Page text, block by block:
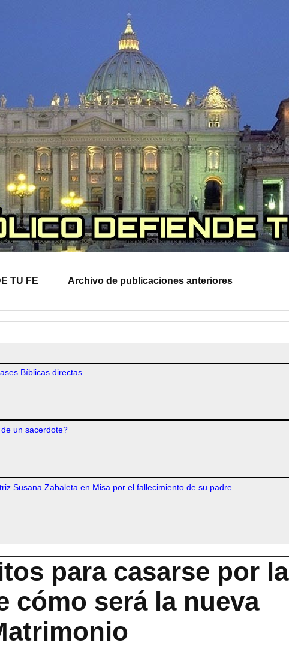
TU FE Archivo de publicaciones anteriores
Bíblicas directas
un sacerdote?
Susana Zabaleta en Misa por el fallecimiento de su padre.
para casarse por la
cómo será la nueva